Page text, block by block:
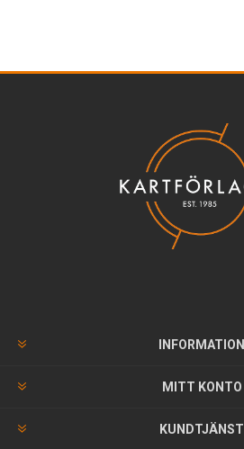
INFORMATION
MITT KONTO
KUNDTJÄNST